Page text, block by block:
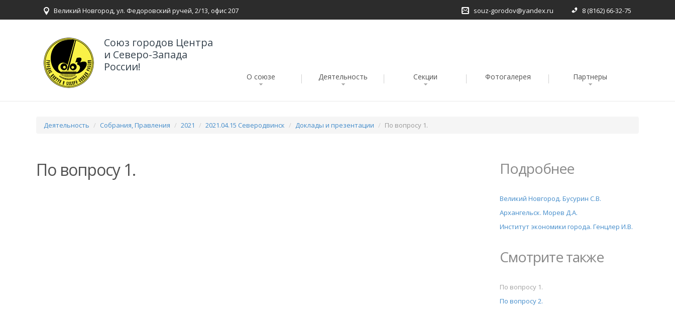
Великий Новгород, ул. Федоровский ручей, 2/13, офис 207 souz-gorodov@yandex.ru 8 (8162) 66-32-75
Союз городов Центра
и Северо-Запада
России!
О союзе Деятельность Секции Фотогалерея Партнеры
Деятельность Собрания, Правления 2021 2021.04.15 Северодвинск Доклады и презентации По вопросу 1.
По вопросу 1. Подробнее
Великий Новгород. Бусурин С.В.
Архангельск. Морев Д.А.
Институт экономики города. Генцлер И.В.
Смотрите также
По вопросу 1.
По вопросу 2.